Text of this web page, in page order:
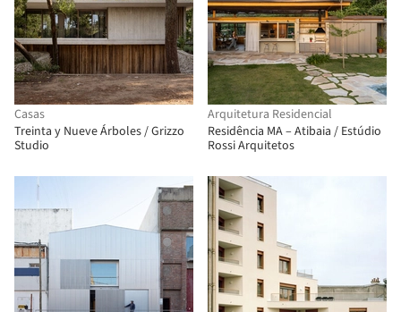
Casas
Treinta y Nueve Árboles / Grizzo
Studio
Arquitetura Residencial
Residência MA – Atibaia / Estúdio
Rossi Arquitetos